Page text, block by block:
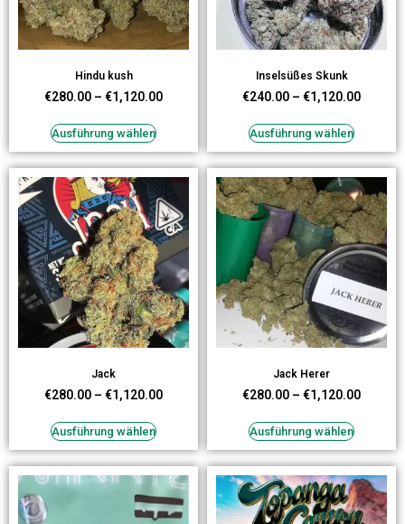
Hindu kush
€280.00 – €1,120.00
Ausführung wählen
Inselsüßes Skunk
€240.00 – €1,120.00
Ausführung wählen
Jack
€280.00 – €1,120.00
Ausführung wählen
Jack Herer
€280.00 – €1,120.00
Ausführung wählen